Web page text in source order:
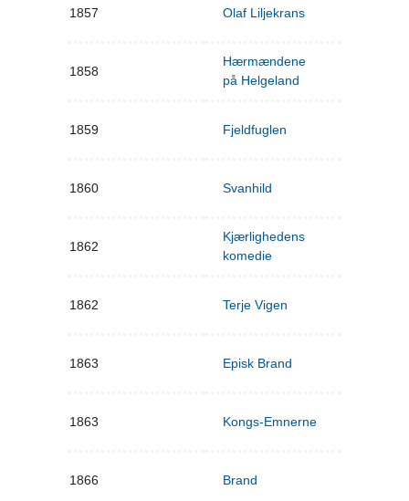
1857 Olaf Liljekrans
1858
Hærmændene
på Helgeland
1859 Fjeldfuglen
1860 Svanhild
1862
Kjærlighedens
komedie
1862 Terje Vigen
1863 Episk Brand
1863 Kongs-Emnerne
1866 Brand